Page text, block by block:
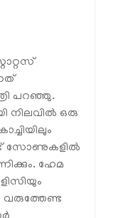
പറഞ്ഞു.
നിലവിൽ ഒരു
സോണുകളിൽ
ഹേമ
വരുത്തേണ്ട